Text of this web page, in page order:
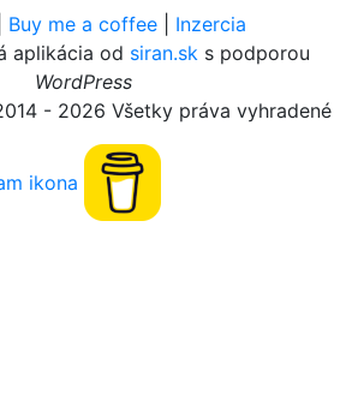
Buy me a coffee| Inzercia
aplikácia od siran.sk s podporou
WordPress
- 2026 Všetky práva vyhradené